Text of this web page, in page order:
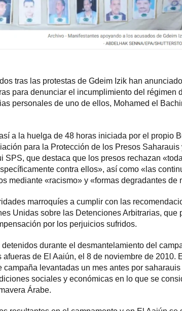
tras las protestas de Gdeim Izik han
para denunciar el incumplimiento del régimen
personales de uno de ellos, Mohamed el
a la huelga de 48 horas iniciada por el propio
para la Protección de los Presos Saharauis
SPS, que destaca que los presos rechazan
contra ellos», así como «las
mediante «racismo» y «formas degradantes de
marroquíes a cumplir con las
Unidas sobre las Detenciones Arbitrarias, que
por los perjuicios sufridos.
durante el desmantelamiento del
afueras de El Aaiún, el 8 de noviembre de 2010.
campaña levantadas un mes antes por saharauis
sociales y económicas en lo que se
Árabe.